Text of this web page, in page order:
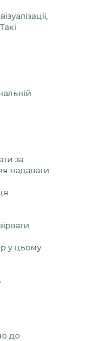
за
надавати
у цьому
до